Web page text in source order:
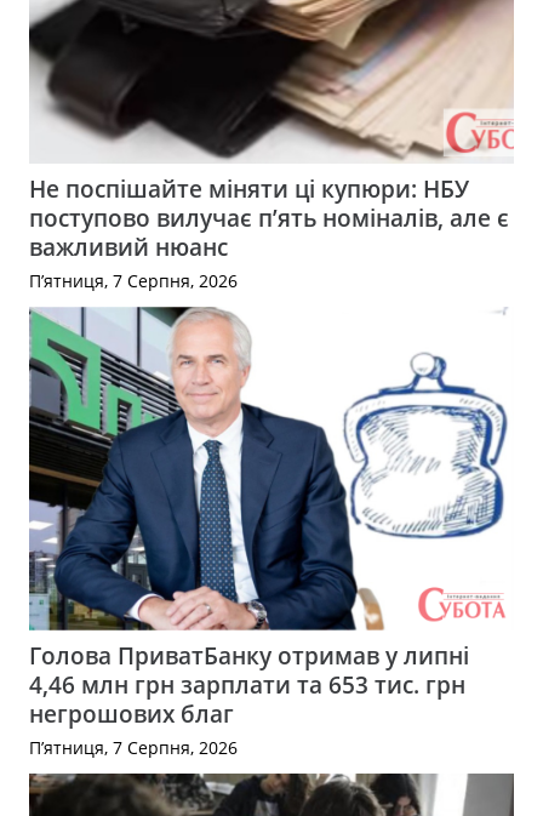
Не поспішайте міняти ці купюри: НБУ
поступово вилучає п’ять номіналів, але є
важливий нюанс
П’ятниця, 7 Серпня, 2026
Голова ПриватБанку отримав у липні
4,46 млн грн зарплати та 653 тис. грн
негрошових благ
П’ятниця, 7 Серпня, 2026